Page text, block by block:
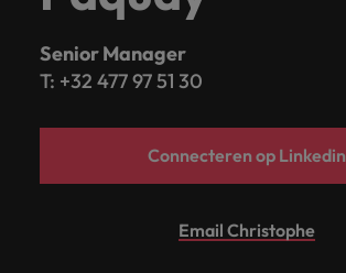
Senior Manager
T: +32 477 97 51 30
Connecteren op Linkedin
Email Christophe